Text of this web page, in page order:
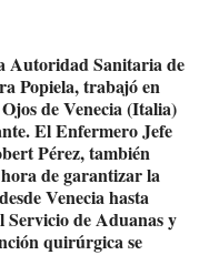
Autoridad Sanitaria de
Popiela, trabajó en
de Venecia (Italia)
El Enfermero Jefe
Pérez, también
de garantizar la
Venecia hasta
Servicio de Aduanas y
quirúrgica se